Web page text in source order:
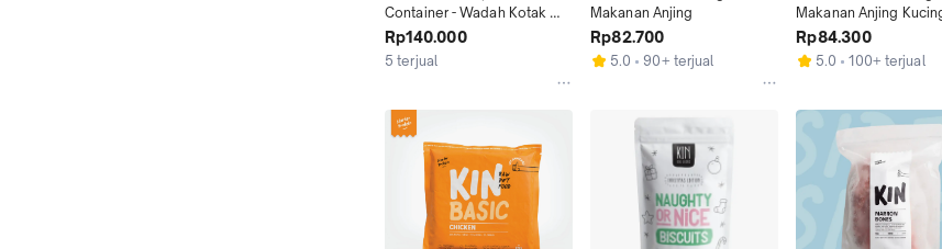
Container - Wadah Kotak
Makan Anjing Kucing
Rp140.000
5 terjual
Makanan Anjing
Rp82.700
5.0 90+ terjual
Makanan Anjing
Natural - Sensitive Dog
Rp84.300
5.0 100+ terjual